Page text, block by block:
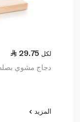
29.75 لكل
دجاج مشوي
المزيد